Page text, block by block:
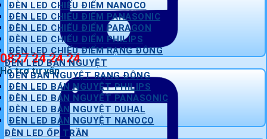
0827 24 24 24
Hỗ trợ tư vấn
ĐÈN LED CHIẾU ĐIỂM NANOCO
ĐÈN LED CHIẾU ĐIỂM PANASONIC
ĐÈN LED CHIẾU ĐIỂM PARAGON
ĐÈN LED CHIẾU ĐIỂM PHILIPS
ĐÈN LED CHIẾU ĐIỂM RẠNG ĐÔNG
ĐÈN LED BÁN NGUYỆT
ĐÈN BÁN NGUYỆT RẠNG ĐÔNG
ĐÈN LED BÁN NGUYỆT PHILIPS
ĐÈN LED BÁN NGUYỆT PANASONIC
ĐÈN LED BÁN NGUYỆT DUHAL
ĐÈN LED BÁN NGUYỆT NANOCO
ĐÈN LED ỐP TRẦN